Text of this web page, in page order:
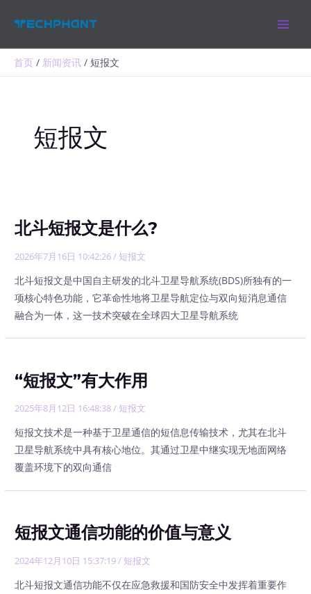
首页 新闻资讯 短报文
短报文
北斗短报文是什么?
2026年7月16日 10:42:26/ 短报文
北斗短报文是中国自主研发的北斗卫星导航系统(BDS)所独有的一
项核心特色功能，它革命性地将卫星导航定位与双向短消息通信
融合为一体，这一技术突破在全球四大卫星导航系统
“短报文”有大作用
2025年8月12日 16:48:38/ 短报文
短报文技术是一种基于卫星通信的短信息传输技术，尤其在北斗
卫星导航系统中具有核心地位。其通过卫星中继实现无地面网络
覆盖环境下的双向通信
短报文通信功能的价值与意义
2024年12月10日 15:37:19/ 短报文
北斗短报文通信功能不仅在应急救援和国防安全中发挥着重要作